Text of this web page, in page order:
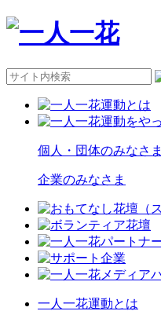
個人・団体のみなさま
企業のみなさま
一人一花運動とは